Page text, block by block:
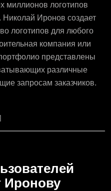
миллионов логотипов
Николай Иронов создает
логотипов для любого
компания или
представлены
различные
запросам заказчиков.
Иронову